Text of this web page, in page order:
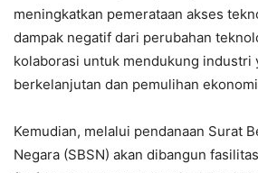
meningkatkan pemerataan akses
dampak negatif dari perubahan
kolaborasi untuk mendukung industri
berkelanjutan dan pemulihan
Kemudian, melalui pendanaan Surat
Negara (SBSN) akan dibangun